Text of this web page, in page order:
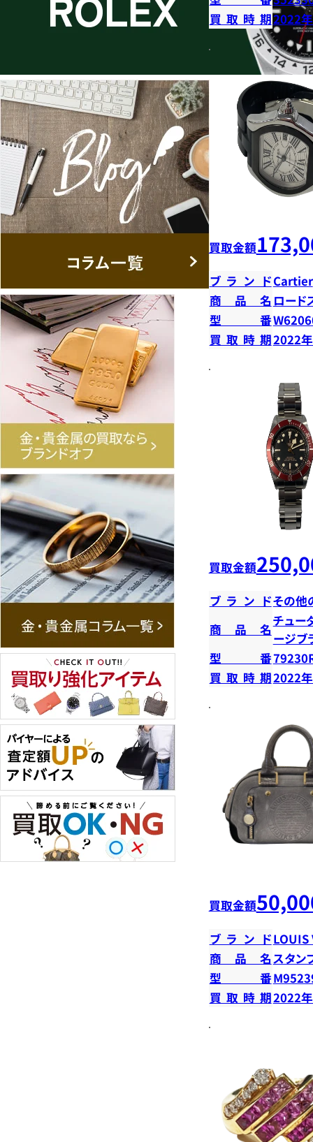
買取時期2022
買取金額
ブランドCartier
商品名 ロード
型番
買取時期2022
買取金額
ブランドその他
商品名
チュ
ージブ
型番
買取時期2022
買取金額
ブランドLOUIS
商品名スタン
型番
買取時期2022